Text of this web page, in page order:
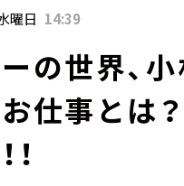
曜日 14:39
の世界、
仕事とは